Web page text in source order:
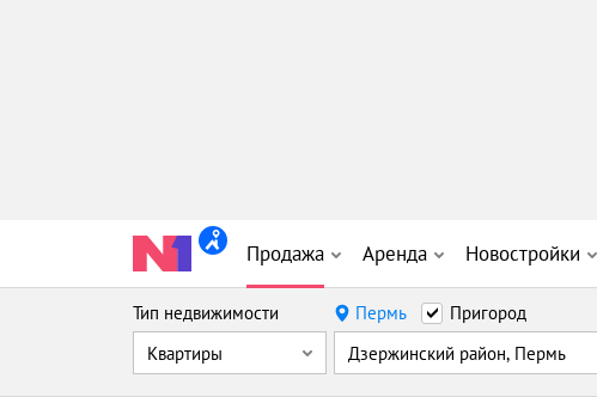
Продажа Аренда Новостройки
Тип недвижимости
Квартиры
Пермь
Пригород
Дзержинский район, Пермь